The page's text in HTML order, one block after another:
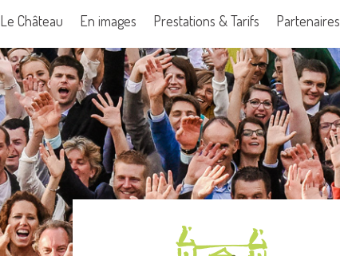
Le Château En images Prestations & Tarifs Partenaires